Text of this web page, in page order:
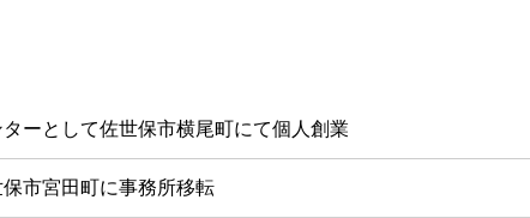
ーとして佐世保市横尾町にて個人創業
市宮田町に事務所移転